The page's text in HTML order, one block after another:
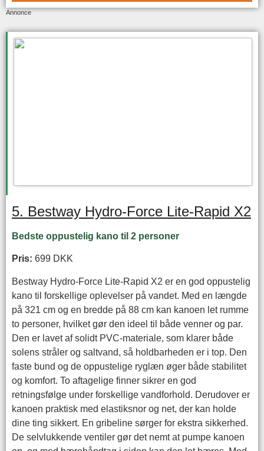
Annonce
5. Bestway Hydro-Force Lite-Rapid X2
Bedste oppustelig kano til 2 personer
Pris: 699 DKK
Bestway Hydro-Force Lite-Rapid X2 er en god oppustelig
kano til forskellige oplevelser på vandet. Med en længde
på 321 cm og en bredde på 88 cm kan kanoen let rumme
to personer, hvilket gør den ideel til både venner og par.
Den er lavet af solidt PVC-materiale, som klarer både
solens stråler og saltvand, så holdbarheden er i top. Den
faste bund og de oppustelige ryglæn øger både stabilitet
og komfort. To aftagelige finner sikrer en god
retningsfølge under forskellige vandforhold. Derudover er
kanoen praktisk med elastiksnor og net, der kan holde
dine ting sikkert. En gribeline sørger for ekstra sikkerhed.
De selvlukkende ventiler gør det nemt at pumpe kanoen